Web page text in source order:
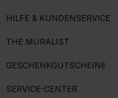
HILFE & KUNDENSERVICE
THE MURALIST
GESCHENKGUTSCHEINE
SERVICE-CENTER